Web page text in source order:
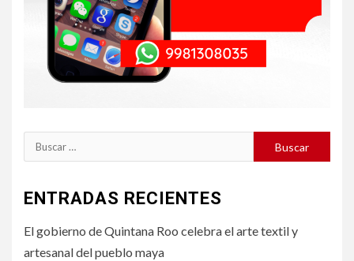
Buscar:
ENTRADAS RECIENTES
El gobierno de Quintana Roo celebra el arte textil y
artesanal del pueblo maya